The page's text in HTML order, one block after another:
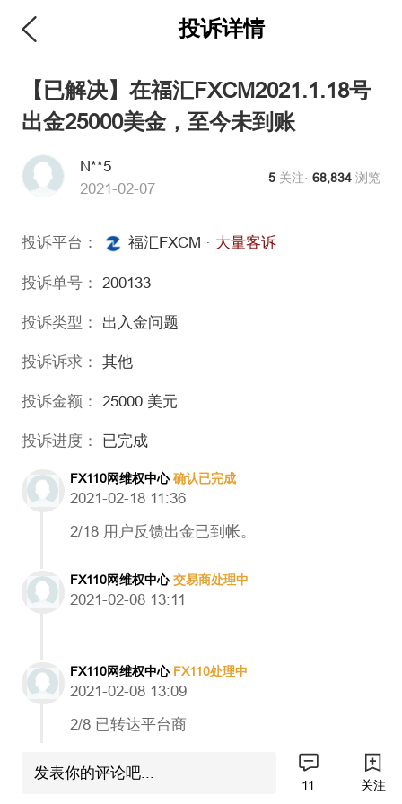
投诉详情
【已解决】在福汇FXCM2021.1.18号
出金25000美金，至今未到账
N**5
2021-02-07
5 关注·68,834 浏览
投诉平台： 福汇FXCM · 大量客诉
投诉单号： 200133
投诉类型： 出入金问题
投诉诉求： 其他
投诉金额： 25000 美元
投诉进度： 已完成
FX110网维权中心确认已完成
2021-02-18 11:36
2/18 用户反馈出金已到帐。
FX110网维权中心交易商处理中
2021-02-08 13:11
FX110网维权中心 FX110处理中
2021-02-08 13:09
2/8 已转达平台商
N**5发起投诉
发表你的评论吧...
11 关注